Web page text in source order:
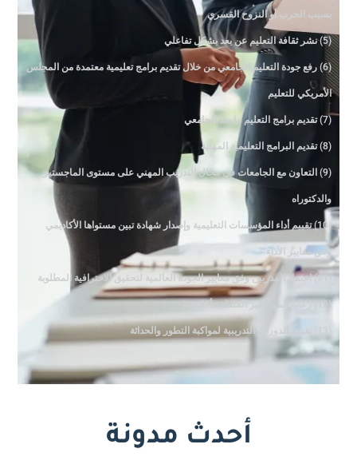
بسبب الحرب أو النزوح القسري
(5) نشر ثقافة التعليم عن بعد بشكل تفاعلي
(6) رفع جودة التعليم الجامعي من خلال تقديم برامج تعليمية معتمدة من المجلس
الأمريكي للتعليم
(7) تقديم برامج التعليم ما بعد الجامعي
(8) تقديم البرامج التعليمية المهنية
(9) التعاون مع الجامعات في مجال التدريب المهني على مستوى الماجستير
والدكتوراه
(10) تقييم أداء المؤسسات التعليمية وإصدار شهادة تبين مستواها الأكاديمي
وفق معايير الأداء
(12) رعاية المهن غير المنظمة أكاديميا
أحدث مدونة